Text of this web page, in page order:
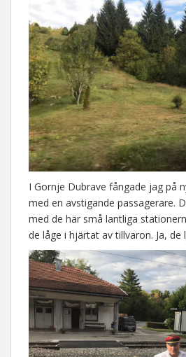
I Gornje Dubrave fångade jag på
med en avstigande passagerare.
med de här små lantliga
de låge i hjärtat av tillvaron. Ja, de